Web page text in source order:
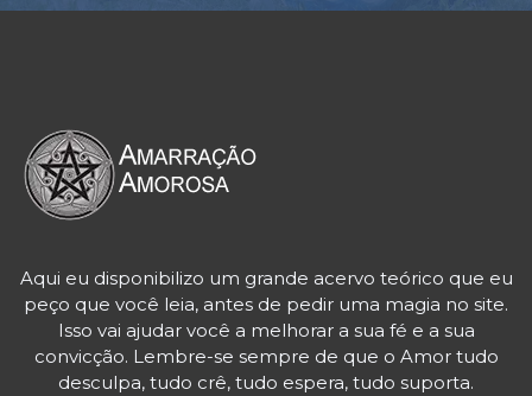
Aqui eu disponibilizo um grande acervo teórico que eu
peço que você leia, antes de pedir uma magia no site.
Isso vai ajudar você a melhorar a sua fé e a sua
convicção. Lembre-se sempre de que o Amor tudo
desculpa, tudo crê, tudo espera, tudo suporta.